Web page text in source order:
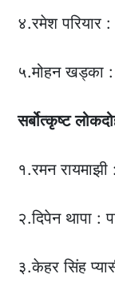
४.रमेश परियार
५.मोहन खड्का
सर्बोत्कृष्ट
१.रमन रायमाझी
२.दिपेन थापा :
३.केहर सिंह